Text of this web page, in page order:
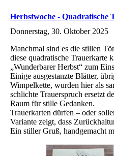
Herbstwoche - Quadratische
Donnerstag, 30. Oktober 2025
Manchmal sind es die stillen
diese quadratische Trauerkarte
„Wunderbarer Herbst“ zum
Einige ausgestanzte Blätter,
Wimpelkette, wurden hier als
schlichte Trauerspruch ersetzt
Raum für stille Gedanken.
Trauerkarten dürfen – oder
Variante zeigt, dass
Ein stiller Gruß, handgemacht